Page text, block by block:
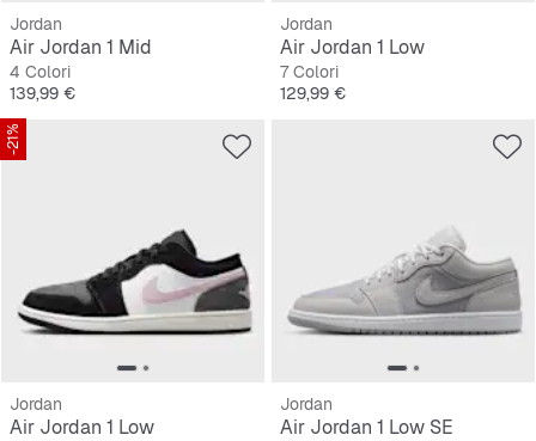
Jordan
Air Jordan 1 Mid
4 Colori
Prezzo
139,99 €
Jordan
Air Jordan 1 Low
7 Colori
Prezzo
129,99 €
-21%
Jordan
Air Jordan 1 Low
Jordan
Air Jordan 1 Low SE